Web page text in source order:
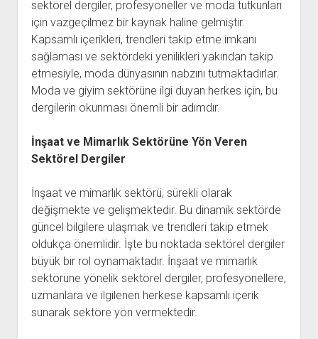
sektörel dergiler, profesyoneller ve moda tutkunları
için vazgeçilmez bir kaynak haline gelmiştir.
Kapsamlı içerikleri, trendleri takip etme imkanı
sağlaması ve sektördeki yenilikleri yakından takip
etmesiyle, moda dünyasının nabzını tutmaktadırlar.
Moda ve giyim sektörüne ilgi duyan herkes için, bu
dergilerin okunması önemli bir adımdır.
İnşaat ve Mimarlık Sektörüne Yön Veren
Sektörel Dergiler
İnşaat ve mimarlık sektörü, sürekli olarak
değişmekte ve gelişmektedir. Bu dinamik sektörde
güncel bilgilere ulaşmak ve trendleri takip etmek
oldukça önemlidir. İşte bu noktada sektörel dergiler
büyük bir rol oynamaktadır. İnşaat ve mimarlık
sektörüne yönelik sektörel dergiler, profesyonellere,
uzmanlara ve ilgilenen herkese kapsamlı içerik
sunarak sektöre yön vermektedir.